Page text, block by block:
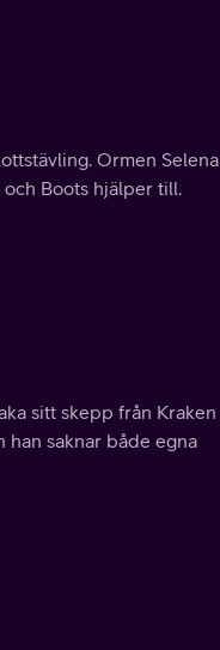
Ormen Selena
Boots hjälper till.
sitt skepp från Kraken
han saknar både egna